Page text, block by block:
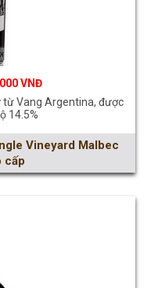
từ Vang Argentina, được
14.5%
Vineyard Malbec
cấp